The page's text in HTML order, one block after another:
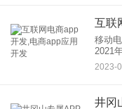
互联
移动
2021
与此
而，
2023-
井冈